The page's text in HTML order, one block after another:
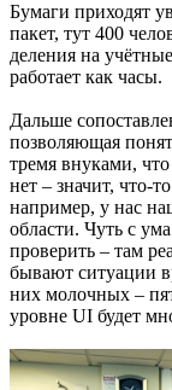
Бумаги приходят
пакет, тут 400
деления на
работает как часы.
Дальше
позволяющая
тремя внуками,
нет – значит, что-
например, у нас
области. Чуть с
проверить – там
бывают ситуации
них молочных –
уровне UI будет